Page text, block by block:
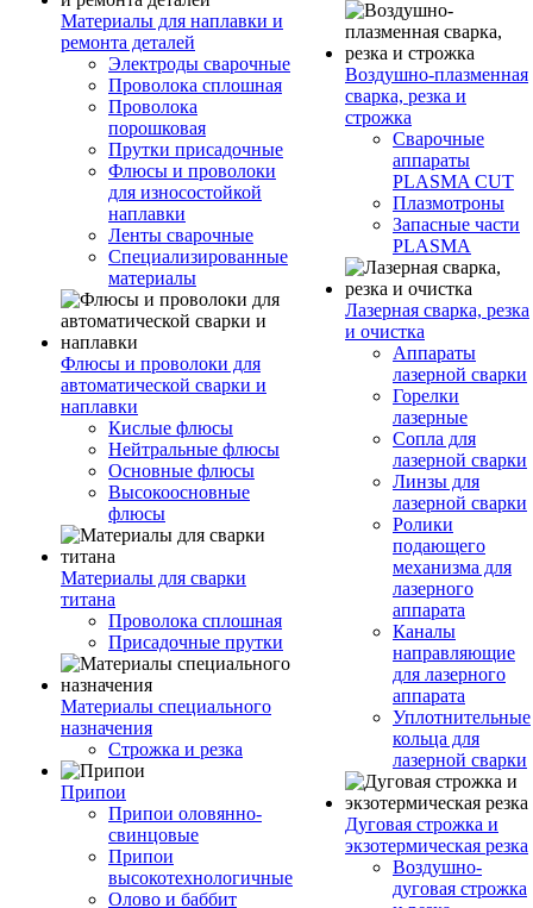
Материалы для наплавки и
ремонта деталей
Электроды сварочные
Проволока сплошная
Проволока
порошковая
Прутки присадочные
Флюсы и проволоки
для износостойкой
наплавки
Ленты сварочные
Специализированные
материалы
Флюсы и проволоки для
автоматической сварки и
наплавки
Кислые флюсы
Нейтральные флюсы
Основные флюсы
Высокоосновные
флюсы
Материалы для сварки
титана
Проволока сплошная
Присадочные прутки
Материалы специального
назначения
Строжка и резка
Припои
Припои оловянно-
свинцовые
Припои
высокотехнологичные
Олово и баббит
Воздушно-плазменная
сварка, резка и
строжка
Сварочные
аппараты
PLASMA CUT
Плазмотроны
Запасные части
PLASMA
Лазерная сварка, резка
и очистка
Аппараты
лазерной сварки
Горелки
лазерные
Сопла для
лазерной сварки
Линзы для
лазерной сварки
Ролики
подающего
механизма для
лазерного
аппарата
Каналы
направляющие
для лазерного
аппарата
Уплотнительные
кольца для
лазерной сварки
Дуговая строжка и
экзотермическая резка
Воздушно-
дуговая строжка